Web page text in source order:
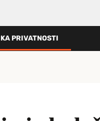
PRIVATNOSTI